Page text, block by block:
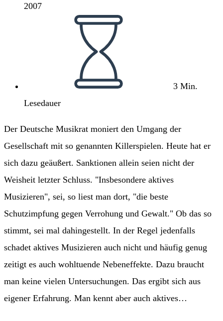
2007
3 Min.
Lesedauer
Der Deutsche Musikrat moniert den Umgang der
Gesellschaft mit so genannten Killerspielen. Heute hat er
sich dazu geäußert. Sanktionen allein seien nicht der
Weisheit letzter Schluss. "Insbesondere aktives
Musizieren", sei, so liest man dort, "die beste
Schutzimpfung gegen Verrohung und Gewalt." Ob das so
stimmt, sei mal dahingestellt. In der Regel jedenfalls
schadet aktives Musizieren auch nicht und häufig genug
zeitigt es auch wohltuende Nebeneffekte. Dazu braucht
man keine vielen Untersuchungen. Das ergibt sich aus
eigener Erfahrung. Man kennt aber auch aktives…